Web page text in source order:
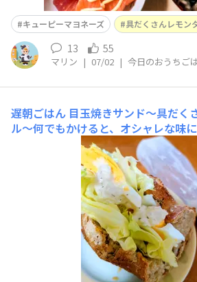
キューピーマヨネーズ 具だくさんレモン
13 55
マリン | 07/02 | 今日のおうちご
遅朝ごはん 目玉焼きサンド〜具だく
ル〜何でもかけると、オシャレな味
強い味方です。